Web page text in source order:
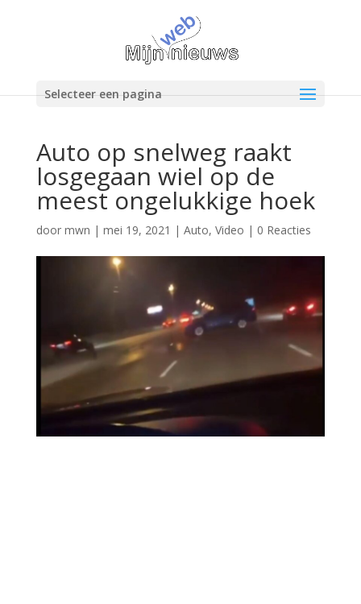
Selecteer een pagina
Auto op snelweg raakt
losgegaan wiel op de
meest ongelukkige hoek
door mwn | mei 19, 2021 | Auto, Video | 0 Reacties